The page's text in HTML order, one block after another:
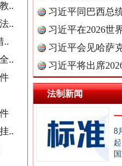
..
..
..
..
..
习近平同巴西总
习近平在2026世
理高级..
习近平会见哈萨
习近平将出席
球治理..
法制新闻
8